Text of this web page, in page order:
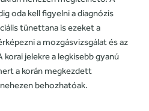
oda kell figyelni a diagnózis
tünettana is ezeket a
a mozgásvizsgálat és az
jelekre a legkisebb gyanú
a korán megkezdett
behozhatóak.